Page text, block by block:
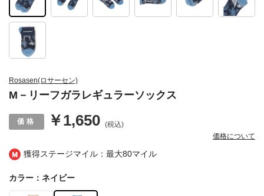
獲得ステージマイル：最大80マイル
Rosasen(ロサーセン)
M－リーフガラレギュラーソックス
￥1,650 (税込)
価格について
カラー：ネイビー